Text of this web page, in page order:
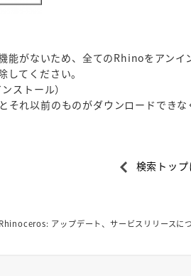
がないため、全てのRhinoをアンイ
てください。
ストール）
れ以前のものがダウンロードでき
検索トップ
Rhinoceros: アップデート、サービスリリースにつ